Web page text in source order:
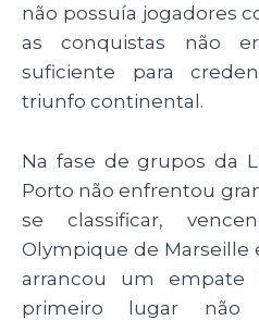
não possuía jogadores
as conquistas não
suficiente para
triunfo continental.
Na fase de grupos da
Porto não enfrentou
se classificar,
Olympique de Marseille
arrancou um empate
primeiro lugar não